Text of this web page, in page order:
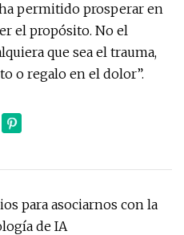
permitido prosperar en
el propósito. No el
que sea el trauma,
o regalo en el dolor”.
para asociarnos con la
de IA